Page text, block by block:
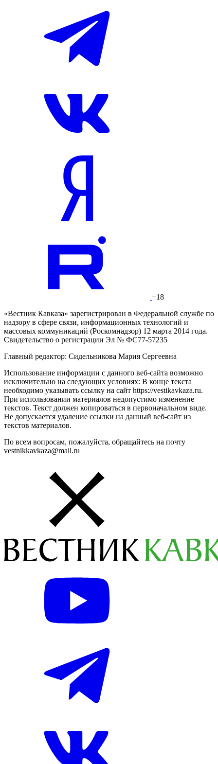
+18
«Вестник Кавказа» зарегистрирован в Федеральной службе по
надзору в сфере связи, информационных технологий и
массовых коммуникаций (Роскомнадзор) 12 марта 2014 года.
Свидетельство о регистрации Эл № ФС77-57235
Главный редактор: Сидельникова Мария Сергеевна
Использование информации с данного веб-сайта возможно
исключительно на следующих условиях: В конце текста
необходимо указывать ссылку на сайт https://vestikavkaza.ru.
При использовании материалов недопустимо изменение
текстов. Текст должен копироваться в первоначальном виде.
Не допускается удаление ссылки на данный веб-сайт из
текстов материалов.
По всем вопросам, пожалуйста, обращайтесь на почту
vestnikkavkaza@mail.ru